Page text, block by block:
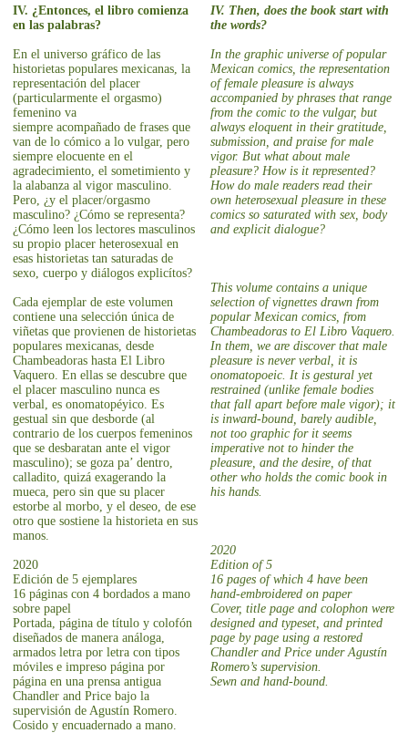
IV. ¿Entonces, el libro comienza
en las palabras?
En el universo gráfico de las
historietas populares mexicanas, la
representación del placer
(particularmente el orgasmo)
femenino va
siempre acompañado de frases que
van de lo cómico a lo vulgar, pero
siempre elocuente en el
agradecimiento, el sometimiento y
la alabanza al vigor masculino.
Pero, ¿y el placer/orgasmo
masculino? ¿Cómo se representa?
¿Cómo leen los lectores masculinos
su propio placer heterosexual en
esas historietas tan saturadas de
sexo, cuerpo y diálogos explicítos?
Cada ejemplar de este volumen
contiene una selección única de
viñetas que provienen de historietas
populares mexicanas, desde
Chambeadoras hasta El Libro
Vaquero. En ellas se descubre que
el placer masculino nunca es
verbal, es onomatopéyico. Es
gestual sin que desborde (al
contrario de los cuerpos femeninos
que se desbaratan ante el vigor
masculino); se goza pa’ dentro,
calladito, quizá exagerando la
mueca, pero sin que su placer
estorbe al morbo, y el deseo, de ese
otro que sostiene la historieta en sus
manos.
2020
Edición de 5 ejemplares
16 páginas con 4 bordados a mano
sobre papel
Portada, página de título y colofón
diseñados de manera análoga,
armados letra por letra con tipos
móviles e impreso página por
página en una prensa antigua
Chandler and Price bajo la
supervisión de Agustín Romero.
Cosido y encuadernado a mano.
IV. Then, does the book start with
the words?
In the graphic universe of popular
Mexican comics, the representation
of female pleasure is always
accompanied by phrases that range
from the comic to the vulgar, but
always eloquent in their gratitude,
submission, and praise for male
vigor. But what about male
pleasure? How is it represented?
How do male readers read their
own heterosexual pleasure in these
comics so saturated with sex, body
and explicit dialogue?
This volume contains a unique
selection of vignettes drawn from
popular Mexican comics, from
Chambeadoras to El Libro Vaquero.
In them, we are discover that male
pleasure is never verbal, it is
onomatopoeic. It is gestural yet
restrained (unlike female bodies
that fall apart before male vigor); it
is inward-bound, barely audible,
not too graphic for it seems
imperative not to hinder the
pleasure, and the desire, of that
other who holds the comic book in
his hands.
2020
Edition of 5
16 pages of which 4 have been
hand-embroidered on paper
Cover, title page and colophon were
designed and typeset, and printed
page by page using a restored
Chandler and Price under Agustín
Romero’s supervision.
Sewn and hand-bound.